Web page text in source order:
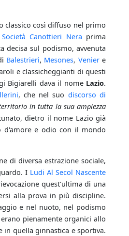
classico così diffuso nel primo
Società Canottieri Nera prima
decisa sul podismo, avvenuta
Balestrieri, Mesones, Veniere
e classicheggianti di questi
Bigiarelli dava il nome Lazio.
, che nel suo discorso di
in tutta la sua ampiezza
dietro il nome Lazio già
d'amore e odio con il mondo
di diversa estrazione sociale,
I Ludi Al Secol Nascente
quest'ultima di una
alla prova in più discipline.
e nel nuoto, nel podismo
pienamente organici allo
in quella ginnastica e sportiva.